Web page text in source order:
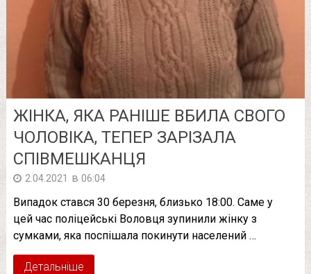
ЖІНКА, ЯКА РАНІШЕ ВБИЛА СВОГО
ЧОЛОВІКА, ТЕПЕР ЗАРІЗАЛА
СПІВМЕШКАНЦЯ
2.04.2021 в 06:04
Випадок стався 30 березня, близько 18:00. Саме у
цей час поліцейські Воловця зупинили жінку з
сумками, яка поспішала покинути населений …
Детальніше